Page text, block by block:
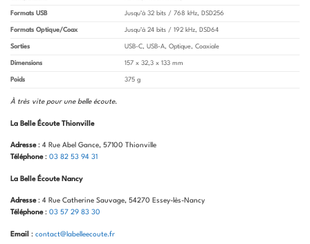
Formats USB Jusqu’à 32 bits / 768 kHz, DSD256
Formats Optique/Coax Jusqu’à 24 bits / 192 kHz, DSD64
Sorties USB-C, USB-A, Optique, Coaxiale
Dimensions 157 x 32,3 x 133 mm
Poids 375 g
À très vite pour une belle écoute.
La Belle Écoute Thionville
Adresse: 4 Rue Abel Gance, 57100 Thionville
Téléphone: 03 82 53 94 31
La Belle Écoute Nancy
Adresse: 4 Rue Catherine Sauvage, 54270 Essey-lès-Nancy
Téléphone: 03 57 29 83 30
Email : contact@labelleecoute.fr